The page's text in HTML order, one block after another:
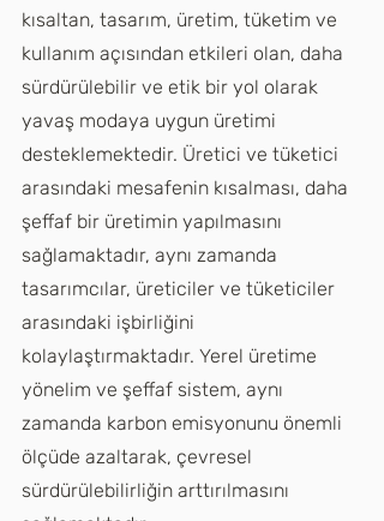
kısaltan, tasarım, üretim, tüketim ve
kullanım açısından etkileri olan, daha
sürdürülebilir ve etik bir yol olarak
yavaş modaya uygun üretimi
desteklemektedir. Üretici ve tüketici
arasındaki mesafenin kısalması, daha
şeffaf bir üretimin yapılmasını
sağlamaktadır, aynı zamanda
tasarımcılar, üreticiler ve tüketiciler
arasındaki işbirliğini
kolaylaştırmaktadır. Yerel üretime
yönelim ve şeffaf sistem, aynı
zamanda karbon emisyonunu önemli
ölçüde azaltarak, çevresel
sürdürülebilirliğin arttırılmasını